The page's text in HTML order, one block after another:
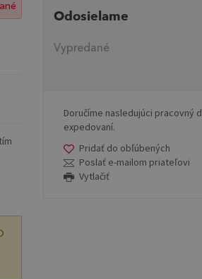
Odosielame
Vypredané
Doručíme nasledujúci pracovný
expedovaní.
Pridať do obľúbených
Poslať e-mailom priateľovi
Vytlačiť